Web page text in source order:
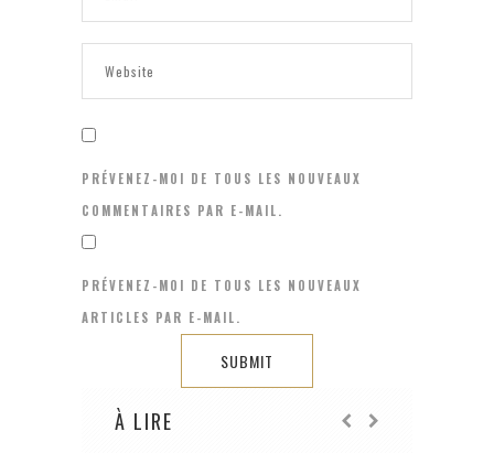
PRÉVENEZ-MOI DE TOUS LES NOUVEAUX
COMMENTAIRES PAR E-MAIL.
PRÉVENEZ-MOI DE TOUS LES NOUVEAUX
ARTICLES PAR E-MAIL.
À LIRE